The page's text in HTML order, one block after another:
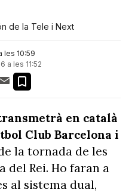
de la Tele i Next
les 10:59
a les 11:52
Email
en català
Club Barcelona i
la tornada de les
del Rei. Ho faran a
al sistema dual,